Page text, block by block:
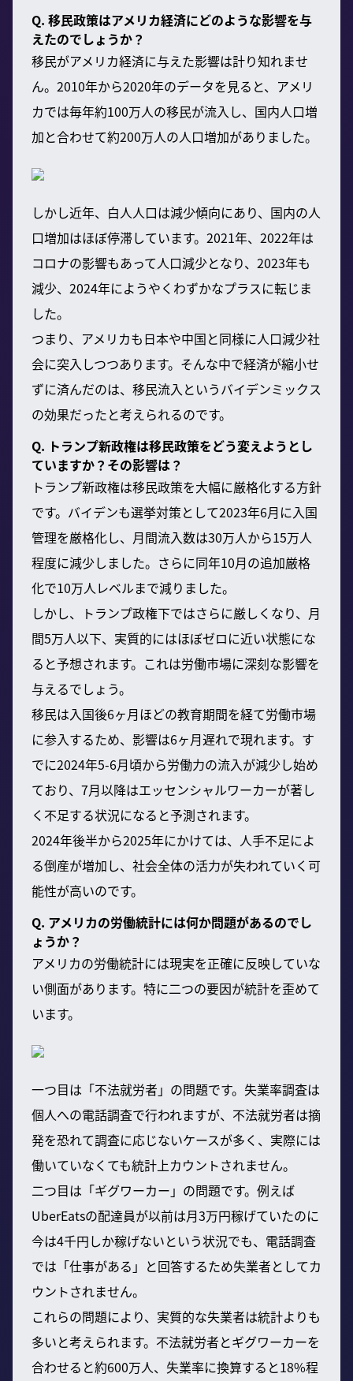
Q. 移民政策はアメリカ経済にどのような影響を与
えたのでしょうか？
移民がアメリカ経済に与えた影響は計り知れませ
ん。2010年から2020年のデータを見ると、アメリ
カでは毎年約100万人の移民が流入し、国内人口増
加と合わせて約200万人の人口増加がありました。
しかし近年、白人人口は減少傾向にあり、国内の人
口増加はほぼ停滞しています。2021年、2022年は
コロナの影響もあって人口減少となり、2023年も
減少、2024年にようやくわずかなプラスに転じま
した。
つまり、アメリカも日本や中国と同様に人口減少社
会に突入しつつあります。そんな中で経済が縮小せ
ずに済んだのは、移民流入というバイデンミックス
の効果だったと考えられるのです。
Q. トランプ新政権は移民政策をどう変えようとし
ていますか？その影響は？
トランプ新政権は移民政策を大幅に厳格化する方針
です。バイデンも選挙対策として2023年6月に入国
管理を厳格化し、月間流入数は30万人から15万人
程度に減少しました。さらに同年10月の追加厳格
化で10万人レベルまで減りました。
しかし、トランプ政権下ではさらに厳しくなり、月
間5万人以下、実質的にはほぼゼロに近い状態にな
ると予想されます。これは労働市場に深刻な影響を
与えるでしょう。
移民は入国後6ヶ月ほどの教育期間を経て労働市場
に参入するため、影響は6ヶ月遅れで現れます。す
でに2024年5-6月頃から労働力の流入が減少し始め
ており、7月以降はエッセンシャルワーカーが著し
く不足する状況になると予測されます。
2024年後半から2025年にかけては、人手不足によ
る倒産が増加し、社会全体の活力が失われていく可
能性が高いのです。
Q. アメリカの労働統計には何か問題があるのでし
ょうか？
アメリカの労働統計には現実を正確に反映していな
い側面があります。特に二つの要因が統計を歪めて
います。
一つ目は「不法就労者」の問題です。失業率調査は
個人への電話調査で行われますが、不法就労者は摘
発を恐れて調査に応じないケースが多く、実際には
働いていなくても統計上カウントされません。
二つ目は「ギグワーカー」の問題です。例えば
UberEatsの配達員が以前は月3万円稼げていたのに
今は4千円しか稼げないという状況でも、電話調査
では「仕事がある」と回答するため失業者としてカ
ウントされません。
これらの問題により、実質的な失業者は統計よりも
多いと考えられます。不法就労者とギグワーカーを
合わせると約600万人、失業率に換算すると18%程